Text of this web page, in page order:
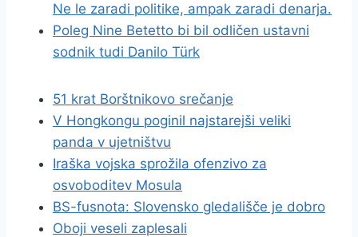
Ne le zaradi politike, ampak zaradi denarja.
Poleg Nine Betetto bi bil odličen ustavni
sodnik tudi Danilo Türk
51 krat Borštnikovo srečanje
V Hongkongu poginil najstarejši veliki
panda v ujetništvu
Iraška vojska sprožila ofenzivo za
osvoboditev Mosula
BS-fusnota: Slovensko gledališče je dobro
Oboji veseli zaplesali